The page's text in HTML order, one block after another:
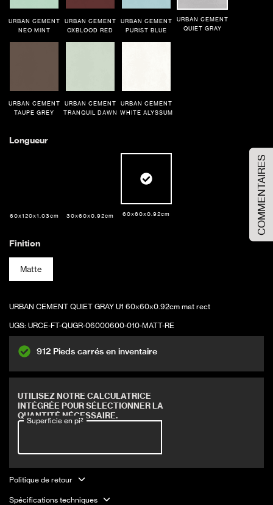
URBAN CEMENT
NEO MINT
URBAN CEMENT
OXBLOOD RED
URBAN CEMENT
PURIST BLUE
URBAN CEMENT
QUIET GRAY
URBAN CEMENT
TAUPE GREY
URBAN CEMENT
TRANQUIL DAWN
URBAN CEMENT
WHITE ALYSSUM
Longueur
60x120x1.03cm 30x60x0.92cm 60x60x0.92cm
Finition
Matte
URBAN CEMENT QUIET GRAY U1 60x60x0.92cm mat rect
UGS: URCE-FT-QUGR-06000600-010-MATT-RE
912 Pieds carrés en inventaire
Superficie en pi²
UTILISEZ NOTRE CALCULATRICE
INTÉGRÉE POUR SÉLECTIONNER LA
QUANTITÉ NÉCESSAIRE.
Politique de retour
Spécifications techniques
COMMENTAIRES
Veuillez sélectionner l'option d'échantillon
AJOUTER AU PANIER